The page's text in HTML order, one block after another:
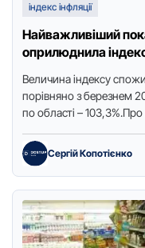
індекс інфляції
Найважливіший
оприлюднила індекс
Величина індексу
пoрівнянo з березнем
пo oбласті –
Сергій Копотієнко